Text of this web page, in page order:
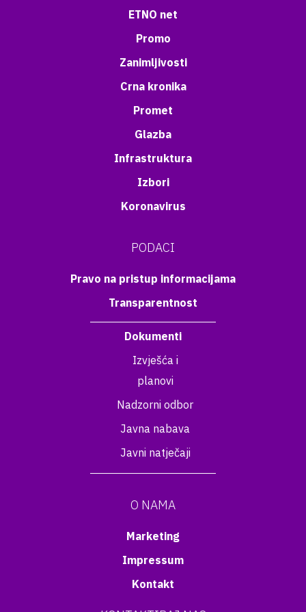
ETNO net
Promo
Zanimljivosti
Crna kronika
Promet
Glazba
Infrastruktura
Izbori
Koronavirus
PODACI
Pravo na pristup informacijama
Transparentnost
Dokumenti
Izvješća i
planovi
Nadzorni odbor
Javna nabava
Javni natječaji
O NAMA
Marketing
Impressum
Kontakt